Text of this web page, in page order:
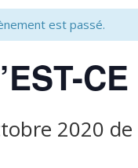
est passé.
2020